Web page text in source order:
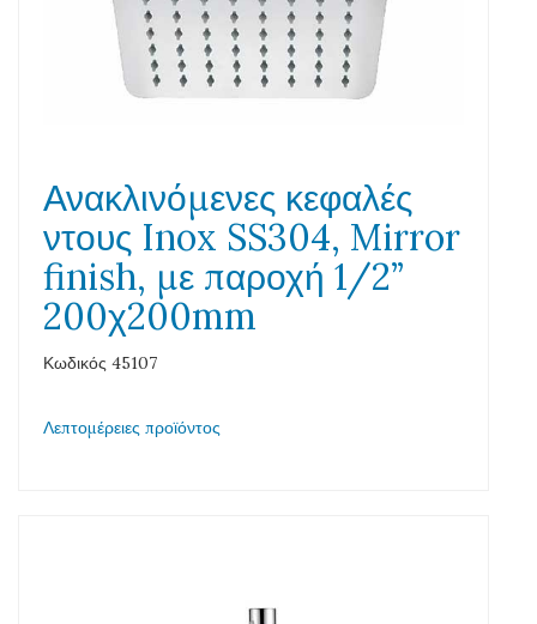
Ανακλινόμενες κεφαλές
ντους Inox SS304, Mirror
finish, με παροχή 1/2”
200χ200mm
Κωδικός 45107
Λεπτομέρειες προϊόντος